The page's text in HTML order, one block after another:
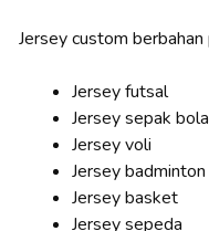
Jersey custom
Jersey futsal
Jersey sepak bola
Jersey voli
Jersey badminton
Jersey basket
Jersey sepeda